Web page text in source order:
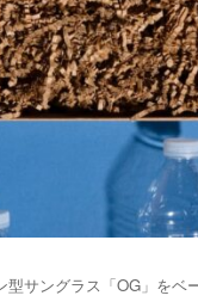
サングラス「OG」をベ